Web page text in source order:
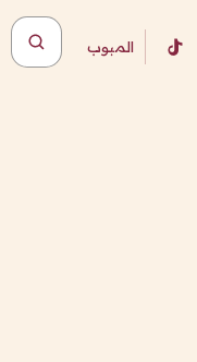
المبوب